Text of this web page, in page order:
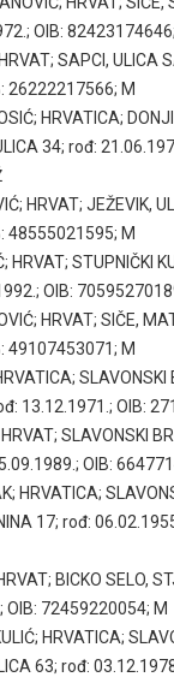
OIB:
SAPCI, ULICA
26222217566; M
HRVATICA;
34; rođ:
HRVAT; JEŽEVIK,
48555021595; M
HRVAT; STUPNIČKI
OIB:
HRVAT; SIČE,
49107453071; M
SLAVONSKI
13.12.1971.; OIB:
SLAVONSKI
OIB:
HRVATICA;
17; rođ:
BICKO SELO,
OIB: 72459220054; M
HRVATICA;
63; rođ: